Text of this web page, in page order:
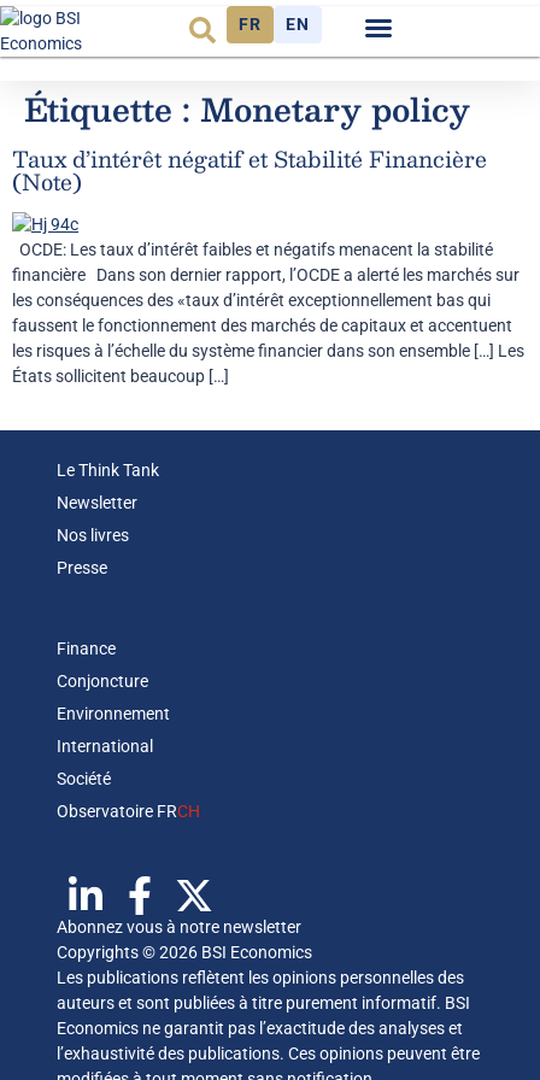
FR EN
Étiquette : Monetary policy
Taux d’intérêt négatif et Stabilité Financière
(Note)
OCDE: Les taux d’intérêt faibles et négatifs menacent la stabilité
financière Dans son dernier rapport, l’OCDE a alerté les marchés sur
les conséquences des «taux d’intérêt exceptionnellement bas qui
faussent le fonctionnement des marchés de capitaux et accentuent
les risques à l’échelle du système financier dans son ensemble […] Les
États sollicitent beaucoup […]
Le Think Tank
Newsletter
Nos livres
Presse
Finance
Conjoncture
Environnement
International
Société
Observatoire FRCH
Abonnez vous à notre newsletter
Copyrights © 2026 BSI Economics
Les publications reflètent les opinions personnelles des
auteurs et sont publiées à titre purement informatif. BSI
Economics ne garantit pas l’exactitude des analyses et
l’exhaustivité des publications. Ces opinions peuvent être